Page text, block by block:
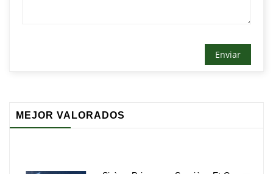
Religion
MEJOR VALORADOS